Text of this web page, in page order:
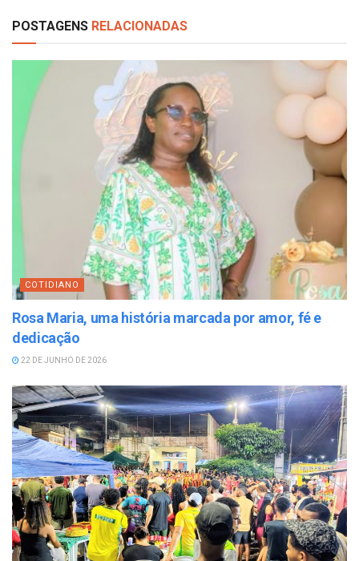
POSTAGENS RELACIONADAS
COTIDIANO
Rosa Maria, uma história marcada por amor, fé e
dedicação
22 DE JUNHO DE 2026